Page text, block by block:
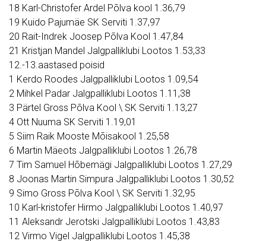
18 Karl-Christofer Ardel Põlva kool 1.36,79
19 Kuido Pajumäe SK Serviti 1.37,97
20 Rait-Indrek Joosep Põlva Kool 1.47,84
21 Kristjan Mandel Jalgpalliklubi Lootos 1.53,33
12.-13.aastased poisid
1 Kerdo Roodes Jalgpalliklubi Lootos 1.09,54
2 Mihkel Padar Jalgpalliklubi Lootos 1.11,38
3 Pärtel Gross Põlva Kool \ SK Serviti 1.13,27
4 Ott Nuuma SK Serviti 1.19,01
5 Siim Raik Mooste Mõisakool 1.25,58
6 Martin Mäeots Jalgpalliklubi Lootos 1.26,78
7 Tim Samuel Hõbemägi Jalgpalliklubi Lootos 1.27,29
8 Joonas Martin Simpura Jalgpalliklubi Lootos 1.30,52
9 Simo Gross Põlva Kool \ SK Serviti 1.32,95
10 Karl-kristofer Hirmo Jalgpalliklubi Lootos 1.40,97
11 Aleksandr Jerotski Jalgpalliklubi Lootos 1.43,83
12 Virmo Vigel Jalgpalliklubi Lootos 1.45,38